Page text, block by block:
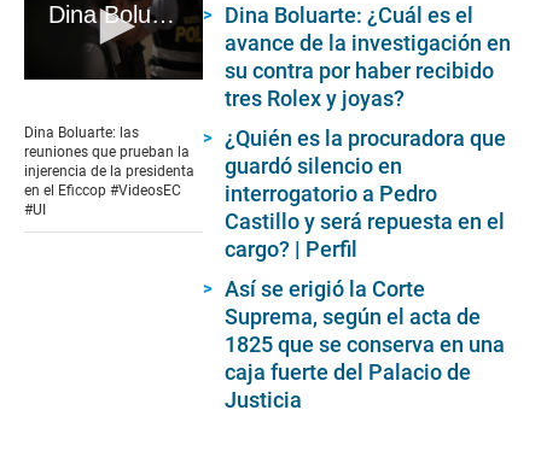
Dina Boluarte: las reuniones que prueban la injerencia de la presidenta en el Eficcop #VideosEC #UI
of
9
minutes,
24
seconds
Dina Boluarte: las
reuniones que prueban la
injerencia de la presidenta
en el Eficcop #VideosEC
#UI
Dina Boluarte: ¿Cuál es el
avance de la investigación en
su contra por haber recibido
tres Rolex y joyas?
¿Quién es la procuradora que
guardó silencio en
interrogatorio a Pedro
Castillo y será repuesta en el
cargo? | Perfil
Así se erigió la Corte
Suprema, según el acta de
1825 que se conserva en una
caja fuerte del Palacio de
Justicia